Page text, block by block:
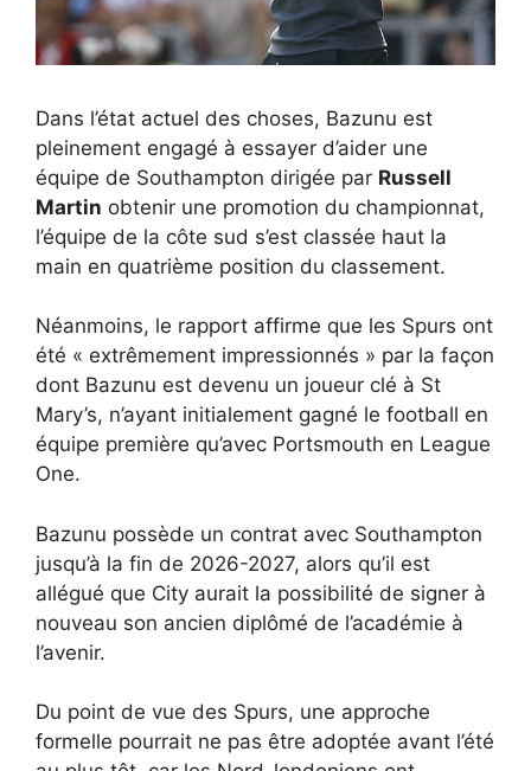
Dans l’état actuel des choses, Bazunu est
pleinement engagé à essayer d’aider une
équipe de Southampton dirigée par Russell
Martin obtenir une promotion du championnat,
l’équipe de la côte sud s’est classée haut la
main en quatrième position du classement.
Néanmoins, le rapport affirme que les Spurs ont
été « extrêmement impressionnés » par la façon
dont Bazunu est devenu un joueur clé à St
Mary’s, n’ayant initialement gagné le football en
équipe première qu’avec Portsmouth en League
One.
Bazunu possède un contrat avec Southampton
jusqu’à la fin de 2026-2027, alors qu’il est
allégué que City aurait la possibilité de signer à
nouveau son ancien diplômé de l’académie à
l’avenir.
Du point de vue des Spurs, une approche
formelle pourrait ne pas être adoptée avant l’été